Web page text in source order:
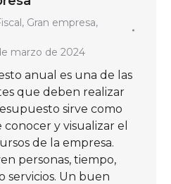
, Gran empresa,
marzo de 2024
anual es una de las
que deben realizar
sirve como
y visualizar el
de la empresa.
personas, tiempo,
servicios. Un buen